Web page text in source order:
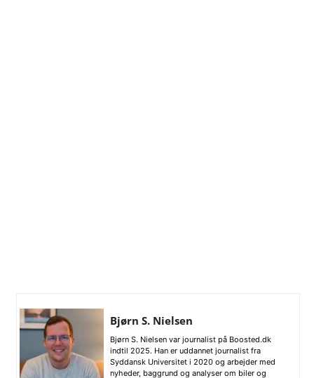
Bjørn S. Nielsen
Bjørn S. Nielsen var journalist på Boosted.dk
indtil 2025. Han er uddannet journalist fra
Syddansk Universitet i 2020 og arbejder med
nyheder, baggrund og analyser om biler og